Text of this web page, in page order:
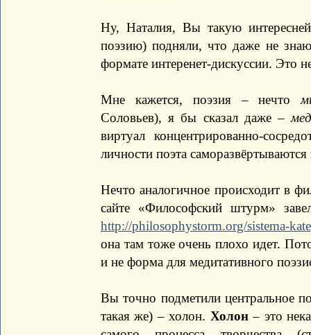
Ну, Наталия, Вы такую
поэзию) подняли, что даже не
формате интеренет-дискуссии. Это
Мне кажется, поэзия – нечто
Соловьев), я бы сказал даже –
виртуал концентрированно-
личности поэта
Нечто аналогичное происходит в
сайте «Философский штурм»
http://philosophystorm.org/sistema-
она там тоже очень плохо идет.
и не форма для медитативного
Вы точно подметили центральное
такая же) – холон. Холон– это